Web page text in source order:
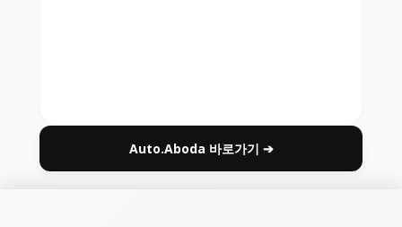
Auto.Aboda 바로가기 ➔